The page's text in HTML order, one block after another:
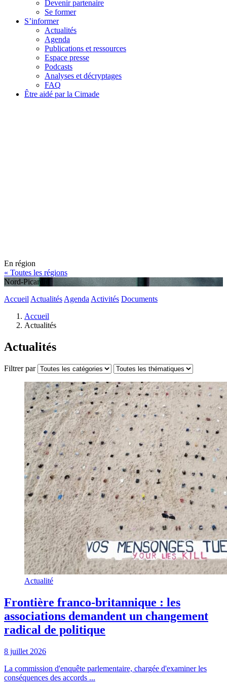
Devenir partenaire
Se former
S’informer
Actualités
Agenda
Publications et ressources
Espace presse
Podcasts
Analyses et décryptages
FAQ
Être aidé par la Cimade
En région
« Toutes les régions
Nord-Picardie
Accueil Actualités Agenda Activités Documents
Accueil
Actualités
Actualités
Filtrer par
Actualité
Frontière franco-britannique : les
associations demandent un changement
radical de politique
8 juillet 2026
La commission d'enquête parlementaire, chargée d'examiner les
conséquences des accords ...